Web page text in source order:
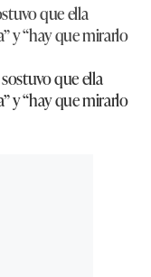
que ella
y “hay que mirarlo